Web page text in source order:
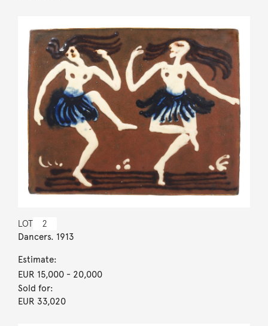
LOT 2
Dancers. 1913
Estimate:
EUR 15,000- 20,000
Sold for:
EUR 33,020